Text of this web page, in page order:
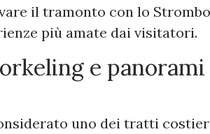
il tramonto con lo
più amate dai visitatori.
e panorami
uno dei tratti